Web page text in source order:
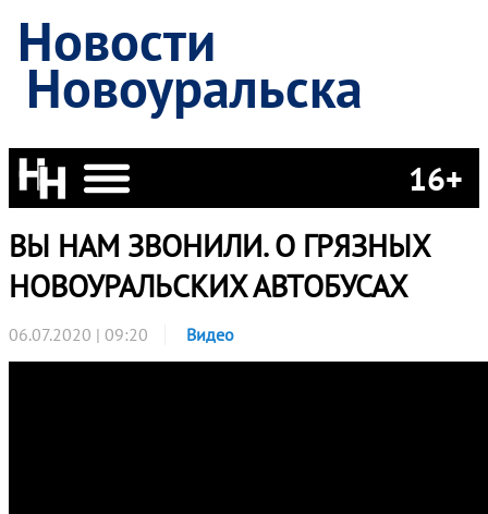
Новости
Новоуральска
16+
ВЫ НАМ ЗВОНИЛИ. О ГРЯЗНЫХ
НОВОУРАЛЬСКИХ АВТОБУСАХ
06.07.2020 | 09:20 Видео